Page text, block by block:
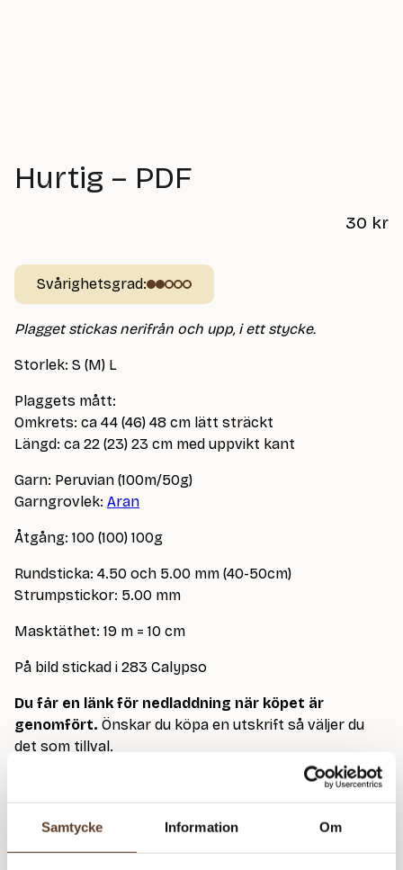
Samtycke Information Om
Hurtig – PDF
30 kr
Svårighetsgrad:
Plagget stickas nerifrån och upp, i ett stycke.
Storlek: S (M) L
Plaggets mått:
Omkrets: ca 44 (46) 48 cm lätt sträckt
Längd: ca 22 (23) 23 cm med uppvikt kant
Garn: Peruvian (100m/50g)
Garngrovlek: Aran
Åtgång: 100 (100) 100g
Rundsticka: 4.50 och 5.00 mm (40-50cm)
Strumpstickor: 5.00 mm
Masktäthet: 19 m = 10 cm
På bild stickad i 283 Calypso
Du får en länk för nedladdning när köpet är
genomfört. Önskar du köpa en utskrift så väljer du
det som tillval.